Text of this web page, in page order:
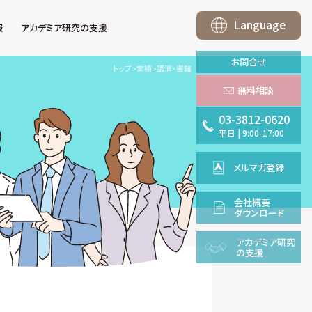
アカデミア研究の支援
トップ>実績>講演・書籍
Language
お問合せ
無料相談
03-3812-0620
平日 |9:00-17:00
メルマガ登録
会社概要
ダウンロード
アカデミア研究
の支援